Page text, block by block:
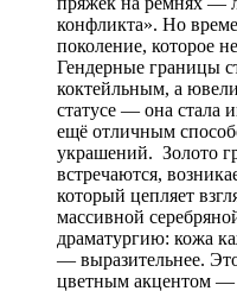
конфликта». Но
поколение, которое
Гендерные границы
коктейльным, а
статусе — она стала
ещё отличным
украшений. Золото
встречаются,
который цепляет
массивной
драматургию: кожа
— выразительнее.
цветным акцентом